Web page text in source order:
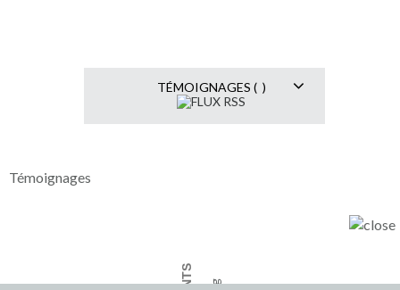
TÉMOIGNAGES ( )
Témoignages